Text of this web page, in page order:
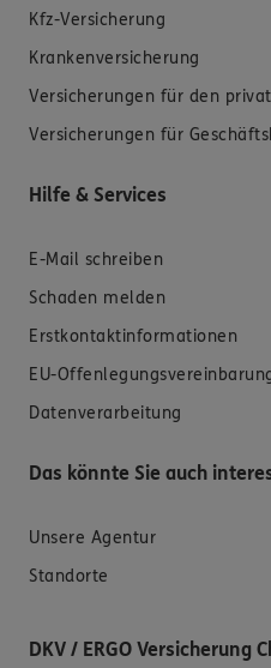
Kfz-Versicherung
Krankenversicherung
Versicherungen für den
Versicherungen für
Hilfe & Services
E-Mail schreiben
Schaden melden
Erstkontaktinformationen
EU-
Datenverarbeitung
Das könnte Sie auch
Unsere Agentur
Standorte
DKV / ERGO Versicherung